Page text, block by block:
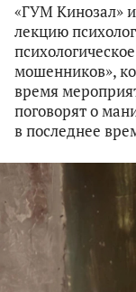
«ГУМ Кинозал»
лекцию
мошенников»,
время
поговорят о
в последнее